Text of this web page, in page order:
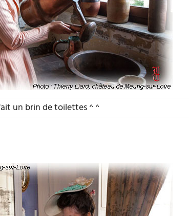
un brin de toilettes ^ ^